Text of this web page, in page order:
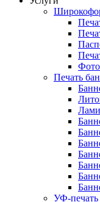
Печать
УФ-печать